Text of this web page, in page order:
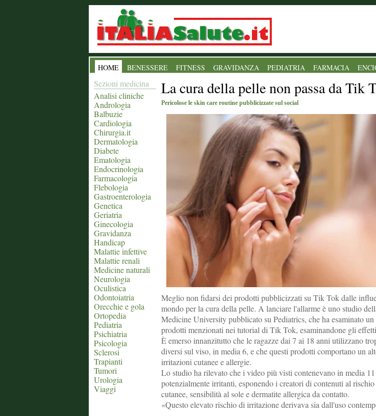
HOME BENESSERE FITNESS GRAVIDANZA PEDIATRIA FARMACIA
Sezioni medicina
Analisi cliniche
Andrologia
Balbuzie
Cardiologia
Chirurgia.it
Dermatologia
Diabete
Ematologia
Endocrinologia
Farmacologia
Flebologia
Gastroenterologia
Genetica
Geriatria
Ginecologia
Gravidanza
Handicap
Malattie infettive
Malattie renali
Medicine naturali
Neurologia
Oculistica
Odontoiatria
Orecchie e gola
Ortopedia
Pediatria
Psichiatria
Psicologia
Sclerosi
Trapianti
Tumori
Urologia
Viaggi
La cura della pelle non passa da Tik
Pericolose le skin care routine pubblicizzate sul social
Meglio non fidarsi dei prodotti pubblicizzati su Tik Tok dalle
mondo per la cura della pelle. A lanciare l'allarme è uno studio
Medicine University pubblicato su Pediatrics, che ha esaminato
prodotti menzionati nei tutorial di Tik Tok, esaminandone gli
È emerso innanzitutto che le ragazze dai 7 ai 18 anni utilizzano
diversi sul viso, in media 6, e che questi prodotti comportano un
irritazioni cutanee e allergie.
Lo studio ha rilevato che i video più visti contenevano in media
potenzialmente irritanti, esponendo i creatori di contenuti al
cutanee, sensibilità al sole e dermatite allergica da contatto.
«Questo elevato rischio di irritazione derivava sia dall'uso